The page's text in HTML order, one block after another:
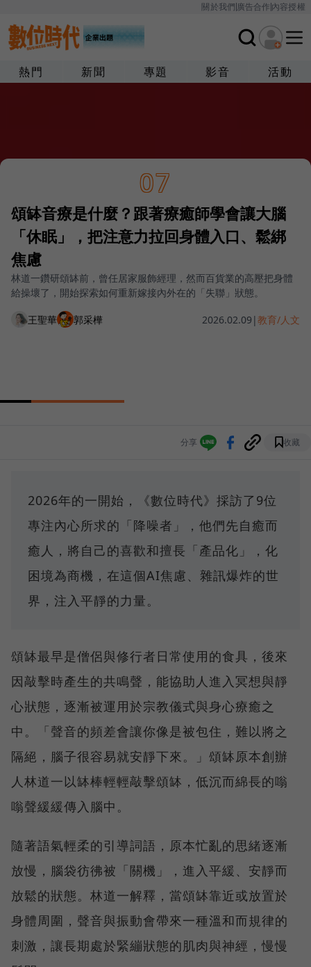
關於我們廣告合作內容授權
熱門 新聞 專題 影音 活動
07
頌缽音療是什麼？跟著療癒師學會讓大腦
「休眠」，把注意力拉回身體入口、鬆綁
焦慮
林道一鑽研頌缽前，曾任居家服飾經理，然而百貨業的高壓把身體
給操壞了，開始探索如何重新嫁接內外在的「失聯」狀態。
王聖華 郭采樺 2026.02.09 |教育/人文
分享 收藏
2026年的一開始，《數位時代》採訪了9位
專注內心所求的「降噪者」，他們先自癒而
癒人，將自己的喜歡和擅長「產品化」，化
困境為商機，在這個AI焦慮、雜訊爆炸的世
界，注入平靜的力量。
頌缽最早是僧侶與修行者日常使用的食具，後來
因敲擊時產生的共鳴聲，能協助人進入冥想與靜
心狀態，逐漸被運用於宗教儀式與身心療癒之
中。「聲音的頻差會讓你像是被包住，難以將之
隔絕，腦子很容易就安靜下來。」頌缽原本創辦
人林道一以缽棒輕輕敲擊頌缽，低沉而綿長的嗡
嗡聲緩緩傳入腦中。
隨著語氣輕柔的引導詞語，原本忙亂的思緒逐漸
放慢，腦袋彷彿被「關機」，進入平緩、安靜而
放鬆的狀態。林道一解釋，當頌缽靠近或放置於
身體周圍，聲音與振動會帶來一種溫和而規律的
刺激，讓長期處於緊繃狀態的肌肉與神經，慢慢